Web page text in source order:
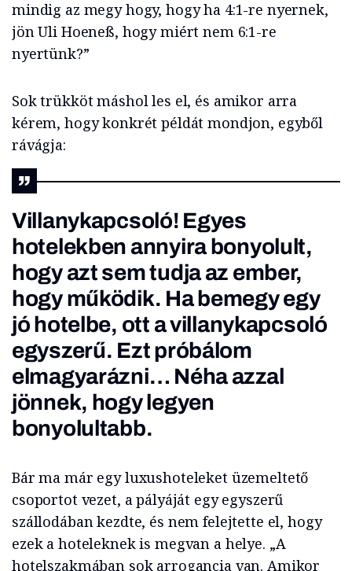
mindig az megy hogy, hogy ha 4:1-re nyernek,
jön Uli Hoeneß, hogy miért nem 6:1-re
nyertünk?”
Sok trükköt máshol les el, és amikor arra
kérem, hogy konkrét példát mondjon, egyből
rávágja:
Villanykapcsoló! Egyes
hotelekben annyira bonyolult,
hogy azt sem tudja az ember,
hogy működik. Ha bemegy egy
jó hotelbe, ott a villanykapcsoló
egyszerű. Ezt próbálom
elmagyarázni… Néha azzal
jönnek, hogy legyen
bonyolultabb.
Bár ma már egy luxushoteleket üzemeltető
csoportot vezet, a pályáját egy egyszerű
szállodában kezdte, és nem felejtette el, hogy
ezek a hoteleknek is megvan a helye. „A
hotelszakmában sok arrogancia van. Amikor